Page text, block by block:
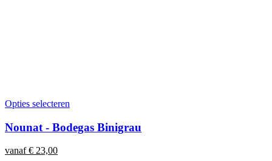
Opties selecteren
Nounat - Bodegas Binigrau
vanaf€ 23,00